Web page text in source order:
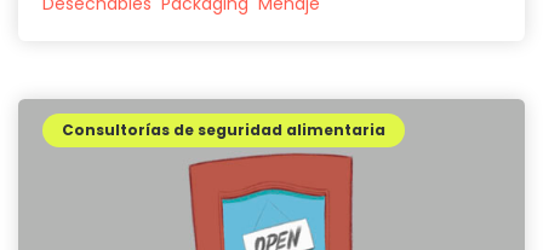
Consultorías de seguridad alimentaria